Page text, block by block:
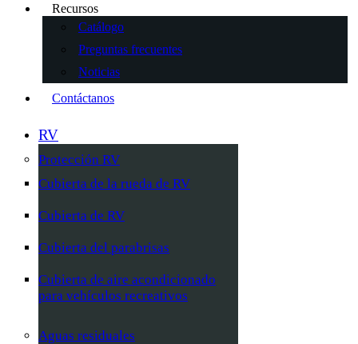
Recursos
Catálogo
Preguntas frecuentes
Noticias
Contáctanos
RV
Protección RV
Cubierta de la rueda de RV
Cubierta de RV
Cubierta del parabrisas
Cubierta de aire acondicionado
para vehículos recreativos
Aguas residuales